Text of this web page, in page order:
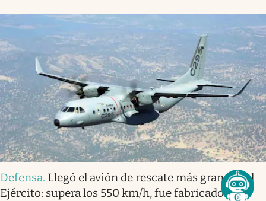
Defensa. Llegó el avión de rescate más grande del
Ejército: supera los 550 km/h, fue fabricado en el